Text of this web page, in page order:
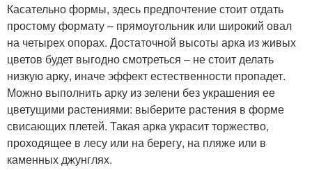
Касательно формы, здесь предпочтение стоит отдать
простому формату – прямоугольник или широкий овал
на четырех опорах. Достаточной высоты арка из живых
цветов будет выгодно смотреться – не стоит делать
низкую арку, иначе эффект естественности пропадет.
Можно выполнить арку из зелени без украшения ее
цветущими растениями: выберите растения в форме
свисающих плетей. Такая арка украсит торжество,
проходящее в лесу или на берегу, на пляже или в
каменных джунглях.